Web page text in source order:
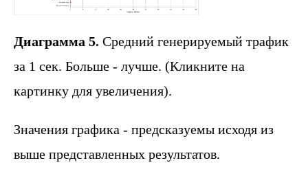
Диаграмма 5. Средний генерируемый трафик
за 1 сек. Больше - лучше. (Кликните на
картинку для увеличения).
Значения графика - предсказуемы исходя из
выше представленных результатов.